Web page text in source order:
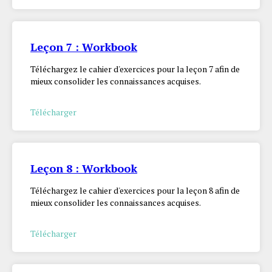
Leçon 7 : Workbook
Téléchargez le cahier d'exercices pour la leçon 7 afin de
mieux consolider les connaissances acquises.
Télécharger
Leçon 8 : Workbook
Téléchargez le cahier d'exercices pour la leçon 8 afin de
mieux consolider les connaissances acquises.
Télécharger